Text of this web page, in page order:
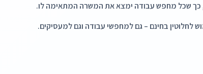
כך שכל מחפש עבודה ימצא את המשרה המתאימה לו.
לחלוטין בחינם – גם למחפשי עבודה וגם למעסיקים.